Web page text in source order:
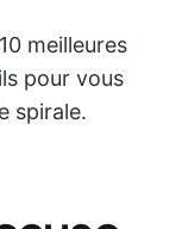
meilleures
pour vous
spirale.